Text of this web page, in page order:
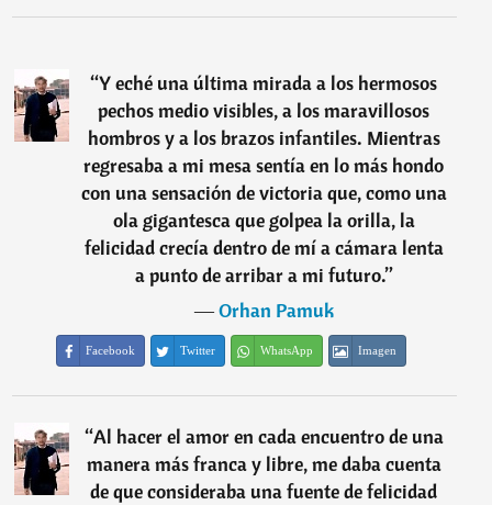
“Y eché una última mirada a los hermosos
pechos medio visibles, a los maravillosos
hombros y a los brazos infantiles. Mientras
regresaba a mi mesa sentía en lo más hondo
con una sensación de victoria que, como una
ola gigantesca que golpea la orilla, la
felicidad crecía dentro de mí a cámara lenta
a punto de arribar a mi futuro.”
―Orhan Pamuk
Facebook Twitter WhatsApp Imagen
“Al hacer el amor en cada encuentro de una
manera más franca y libre, me daba cuenta
de que consideraba una fuente de felicidad